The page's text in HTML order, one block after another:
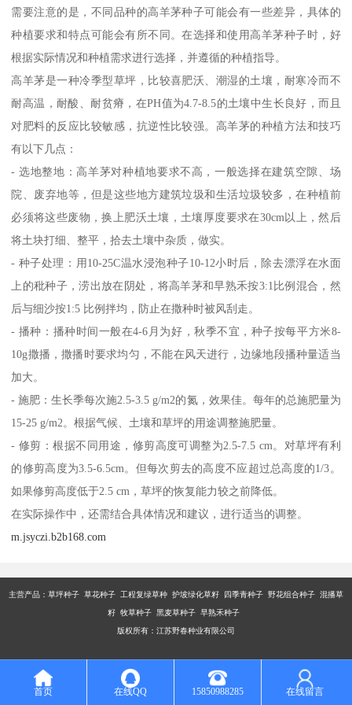
需要注意的是，不同品种的高羊茅种子可能会有一些差异，具体的
种植要求和特点可能会有所不同。在选择和使用高羊茅种子时，好
根据实际情况和种植需求进行选择，并遵循的种植指导。
高羊茅是一种冷季型草坪，比较喜肥沃、潮湿的土壤，耐寒冷而不
耐高温，耐酸、耐贫瘠，在PH值为4.7-8.5的土壤中生长良好，而且
对肥料的反应比较敏感，抗逆性比较强。高羊茅的种植方法和技巧
有以下几点：
- 选地整地：高羊茅对种植地要求不高，一般选择在建筑空隙、场
院、废弃地等，但是这些地方建筑垃圾和生活垃圾较多，在种植前
必须将这些废物，换上肥沃土壤，土壤厚度要求在30cm以上，然后
将土块打细、整平，拾去土壤中杂质，做实。
- 种子处理：用10-25C温水浸泡种子10-12小时后，除去漂浮在水面
上的秕种子，涝出放在阴处，将高羊茅和早熟禾按3:1比例混合，然
后与细沙按1:5 比例拌均，防止在撒种时被风刮走。
- 播种：播种时间一般在4-6月为好，秋季不宜，种子按每平方米8-
10g撒播，撒播时要求均匀，不能在风天进行，边缘地段播种量适当
加大。
- 施肥：生长季每次施2.5-3.5 g/m2的氮，效果佳。每年的总施肥量为
15-25 g/m2。根据气候、土壤和草坪的用途调整施肥量。
- 修剪：根据不同用途，修剪高度可调整为2.5-7.5 cm。对草坪有利
的修剪高度为3.5-6.5cm。但每次剪去的高度不应超过总高度的1/3。
如果修剪高度低于2.5 cm，草坪的恢复能力较之前降低。
在实际操作中，还需结合具体情况和建议，进行适当的调整。
m.jsyczi.b2b168.com
主营产品： 草坪种子 草花种子 工程复绿草种 护坡绿化草籽 四季青种子 野花组合种子 混播草
籽 牧草种子 黑麦草种子 早熟禾种子
版权所有：江苏野春种业有限公司
首页 在线QQ 15850988285 在线留言